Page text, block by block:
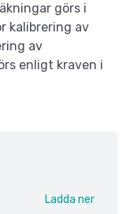
görs i
kalibrering av
av
enligt kraven i
Ladda ner